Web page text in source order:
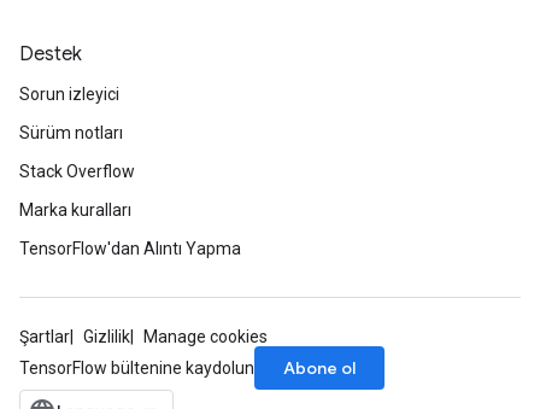
Destek
Sorun izleyici
Sürüm notları
Stack Overflow
Marka kuralları
TensorFlow'dan Alıntı Yapma
Şartlar Gizlilik
Manage cookies
TensorFlow bültenine kaydolun
Abone ol